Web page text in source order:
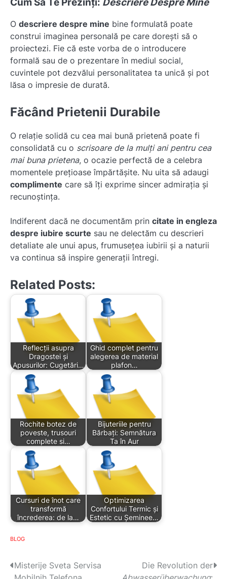
O descriere despre mine bine formulată poate
construi imaginea personală pe care dorești să o
proiectezi. Fie că este vorba de o introducere
formală sau de o prezentare în mediul social,
cuvintele pot dezvălui personalitatea ta unică și pot
lăsa o impresie de durată.
Făcând Prietenii Durabile
O relație solidă cu cea mai bună prietenă poate fi
consolidată cu o scrisoare de la mulți ani pentru cea
mai buna prietena, o ocazie perfectă de a celebra
momentele prețioase împărtășite. Nu uita să adaugi
complimente care să îți exprime sincer admirația și
recunoștința.
Indiferent dacă ne documentăm prin citate in engleza
despre iubire scurte sau ne delectăm cu descrieri
detaliate ale unui apus, frumusețea iubirii și a naturii
va continua să inspire generații întregi.
Related Posts:
Reflecții asupra
Dragostei și
Apusurilor: Cugetări…
Ghid complet pentru
alegerea de material
plafon…
Rochite botez de
poveste, trusouri
complete si…
Bijuteriile pentru
Bărbați: Semnătura
Ta în Aur
Cursuri de înot care
transformă
încrederea: de la…
Optimizarea
Confortului Termic și
Estetic cu Șeminee…
BLOG
PMisterije Sveta Servisa
Die Revolution der